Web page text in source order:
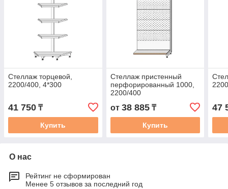
Стеллаж торцевой,
2200/400, 4*300
41 750 ₸
Купить
Стеллаж пристенный
перфорированный 1000,
2200/400
от 38 885₸
Купить
47
О нас
Рейтинг не сформирован
Менее 5 отзывов за последний год